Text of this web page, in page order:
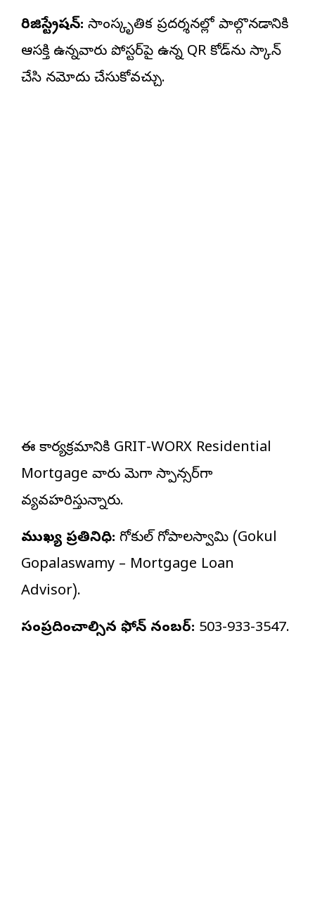
రిజిస్ట్రేషన్: సాంస్కృతిక ప్రదర్శనల్లో పాల్గొనడానికి
ఆసక్తి ఉన్నవారు పోస్టర్‌పై ఉన్న QR కోడ్‌ను స్కాన్
చేసి నమోదు చేసుకోవచ్చు.
ఈ కార్యక్రమానికి GRIT-WORX Residential
Mortgage వారు మెగా స్పాన్సర్‌గా
వ్యవహరిస్తున్నారు.
ముఖ్య ప్రతినిధి: గోకుల్ గోపాలస్వామి (Gokul
Gopalaswamy – Mortgage Loan
Advisor).
సంప్రదించాల్సిన ఫోన్ నంబర్: 503-933-3547.